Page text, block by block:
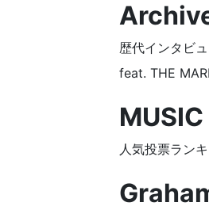
歴代インタビ
feat. THE
人気投票ラン